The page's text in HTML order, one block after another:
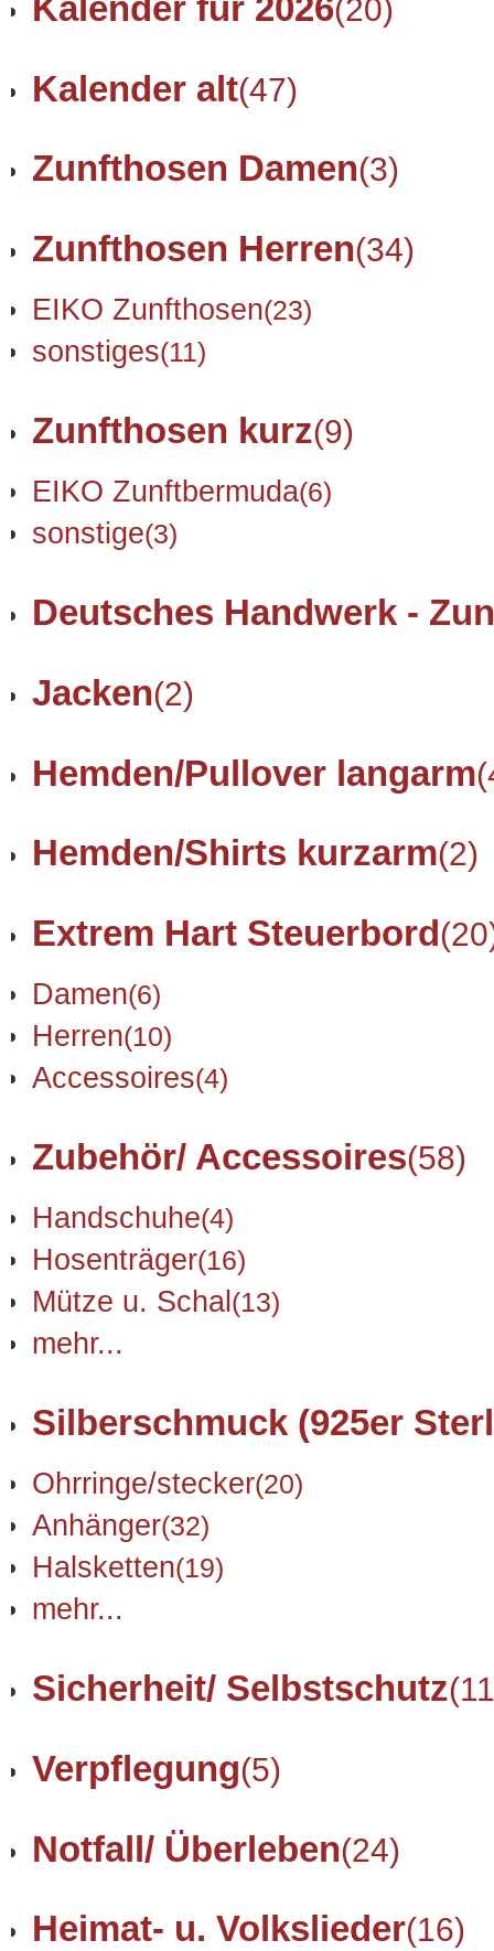
(20)
Kalender alt(47)
Zunfthosen Damen(3)
Zunfthosen Herren(34)
EIKO Zunfthosen(23)
sonstiges(11)
Zunfthosen kurz(9)
EIKO Zunftbermuda(6)
sonstige(3)
Deutsches Handwerk -
Jacken(2)
Hemden/Pullover langarm
Hemden/Shirts kurzarm(2)
Extrem Hart Steuerbord
Damen(6)
Herren(10)
Accessoires(4)
Zubehör/ Accessoires(58)
Handschuhe(4)
Hosenträger(16)
Mütze u. Schal(13)
mehr...
Silberschmuck (925er
Ohrringe/stecker(20)
Anhänger(32)
Halsketten(19)
mehr...
Sicherheit/ Selbstschutz
Verpflegung(5)
Notfall/ Überleben(24)
Heimat- u. Volkslieder(16)